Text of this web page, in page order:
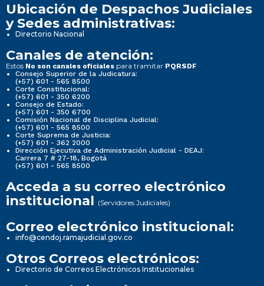
Ubicación de Despachos Judiciales
y Sedes administrativas:
Directorio Nacional
Canales de atención:
Estos No son canales oficiales para tramitar PQRSDF
Consejo Superior de la Judicatura:
(+57) 601 - 565 8500
Corte Constitucional:
(+57) 601 - 350 6200
Consejo de Estado:
(+57) 601 - 350 6700
Comisión Nacional de Disciplina Judicial:
(+57) 601 - 565 8500
Corte Suprema de Justicia:
(+57) 601 - 362 2000
Dirección Ejecutiva de Administración Judicial - DEAJ:
Carrera 7 # 27-18, Bogotá
(+57) 601 - 565 8500
Acceda a su correo electrónico
institucional (Servidores Judiciales)
Correo electrónico institucional:
info@cendoj.ramajudicial.gov.co
Otros Correos electrónicos:
Directorio de Correos Electrónicos Institucionales